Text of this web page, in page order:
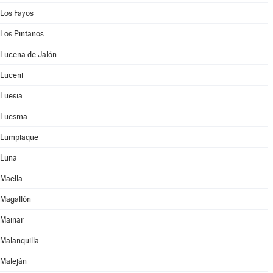
Los Fayos
Los Pintanos
Lucena de Jalón
Luceni
Luesia
Luesma
Lumpiaque
Luna
Maella
Magallón
Mainar
Malanquilla
Maleján